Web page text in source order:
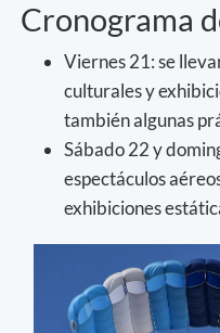
Cronograma
Viernes 21: se
culturales y
también algunas
Sábado 22 y
espectáculos
exhibiciones